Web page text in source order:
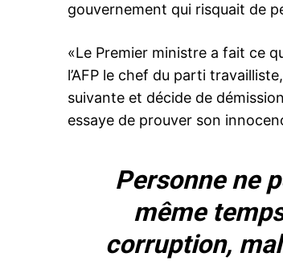
gouvernement qui risquait de
«Le Premier ministre a fait ce
l’AFP le chef du parti
suivante et décide de
essaye de prouver son
Personne ne
même
corruption,